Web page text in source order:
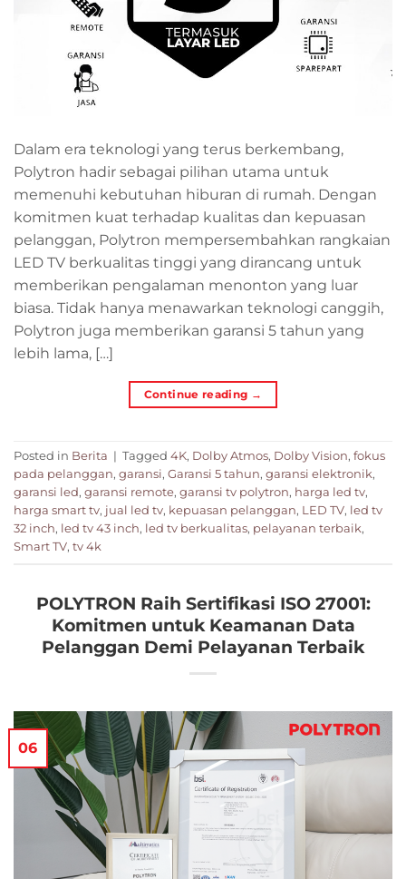
Dalam era teknologi yang terus berkembang,
Polytron hadir sebagai pilihan utama untuk
memenuhi kebutuhan hiburan di rumah. Dengan
komitmen kuat terhadap kualitas dan kepuasan
pelanggan, Polytron mempersembahkan rangkaian
LED TV berkualitas tinggi yang dirancang untuk
memberikan pengalaman menonton yang luar
biasa. Tidak hanya menawarkan teknologi canggih,
Polytron juga memberikan garansi 5 tahun yang
lebih lama, […]
Continue reading →
Posted in Berita | Tagged 4K, Dolby Atmos, Dolby Vision, fokus
pada pelanggan, garansi, Garansi 5 tahun, garansi elektronik,
garansi led, garansi remote, garansi tv polytron, harga led tv,
harga smart tv, jual led tv, kepuasan pelanggan, LED TV, led tv
32 inch, led tv 43 inch, led tv berkualitas, pelayanan terbaik,
Smart TV, tv 4k
POLYTRON Raih Sertifikasi ISO 27001:
Komitmen untuk Keamanan Data
Pelanggan Demi Pelayanan Terbaik
06